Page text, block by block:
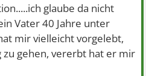
glaube da nicht
Vater 40 Jahre unter
mir vielleicht vorgelebt,
gehen, vererbt hat er mir